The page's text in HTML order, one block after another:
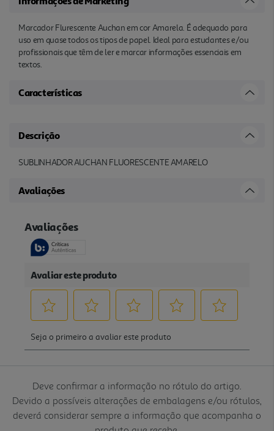
Marcador Flurescente Auchan em cor Amarela. É adequado para
uso em quase todos os tipos de papel. Ideal para estudantes e/ou
profissionais que têm de ler e marcar informações essenciais em
textos.
Características
Descrição
SUBLINHADOR AUCHAN FLUORESCENTE AMARELO
Avaliações
Deve confirmar a informação no rótulo do artigo.
Devido a possíveis alterações de embalagens e/ou rótulos,
deverá considerar sempre a informação que acompanha o